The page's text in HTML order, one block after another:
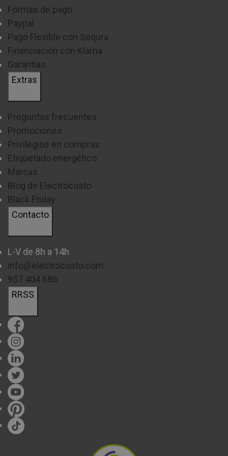
medidaen el punto donde será instalado el producto
para así tener una visión más exacta.
En el caso de las lámparas colgantes, la altura es
fundamental ya que si tu techo es bajo, necesitaras
ajustarla para no entorpecer el paso. Deben colgarse
aproximadamente a
en el caso de un comedor.
Iluminación:
Tipo de Luz:decide el tipo de luz que necesitas: luz
cálida (2700-3000K), luz neutra (3500-4100K) o luz fría
(5000-6500K).
Cantidad de Luz:
tamaño de la habitación y del uso que le darás.
Tipo de Bombilla:
bombillas específicas (LED, incandescentes, halógenas,
fluorescentes, etc.).
No esperes más y echa un vistazo a las
Electrocosto.
Formas de pago
Paypal
Pago Flexible con Sequra
Financiación con Klarna
Garantías
Extras
Preguntas frecuentes
Promociones
Privilegios en compras
Etiquetado energético
Marcas
Blog de Electrocosto
Black Friday
Contacto
L-V de 8h a 14h
info@electrocosto.com
957 404 686
RRSS